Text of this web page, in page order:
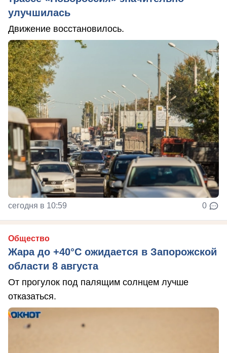
улучшилась
Движение восстановилось.
сегодня в 10:59 0
Общество
Жара до +40°С ожидается в Запорожской
области 8 августа
От прогулок под палящим солнцем лучше
отказаться.